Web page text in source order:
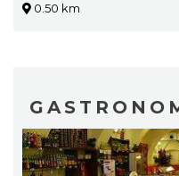
0.50 km